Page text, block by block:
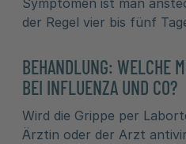
Symptomen ist man
der Regel vier bis fünf
BEHANDLUNG: WELCHE
BEI INFLUENZA UND CO?
Wird die Grippe per
Ärztin oder der Arzt